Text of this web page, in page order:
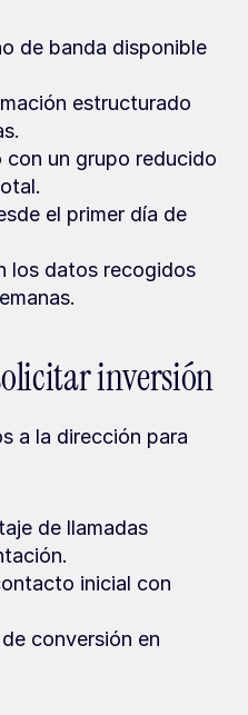
de banda disponible
estructurado
con un grupo reducido
el primer día de
los datos recogidos
inversión
a la dirección para
de llamadas
inicial con
conversión en